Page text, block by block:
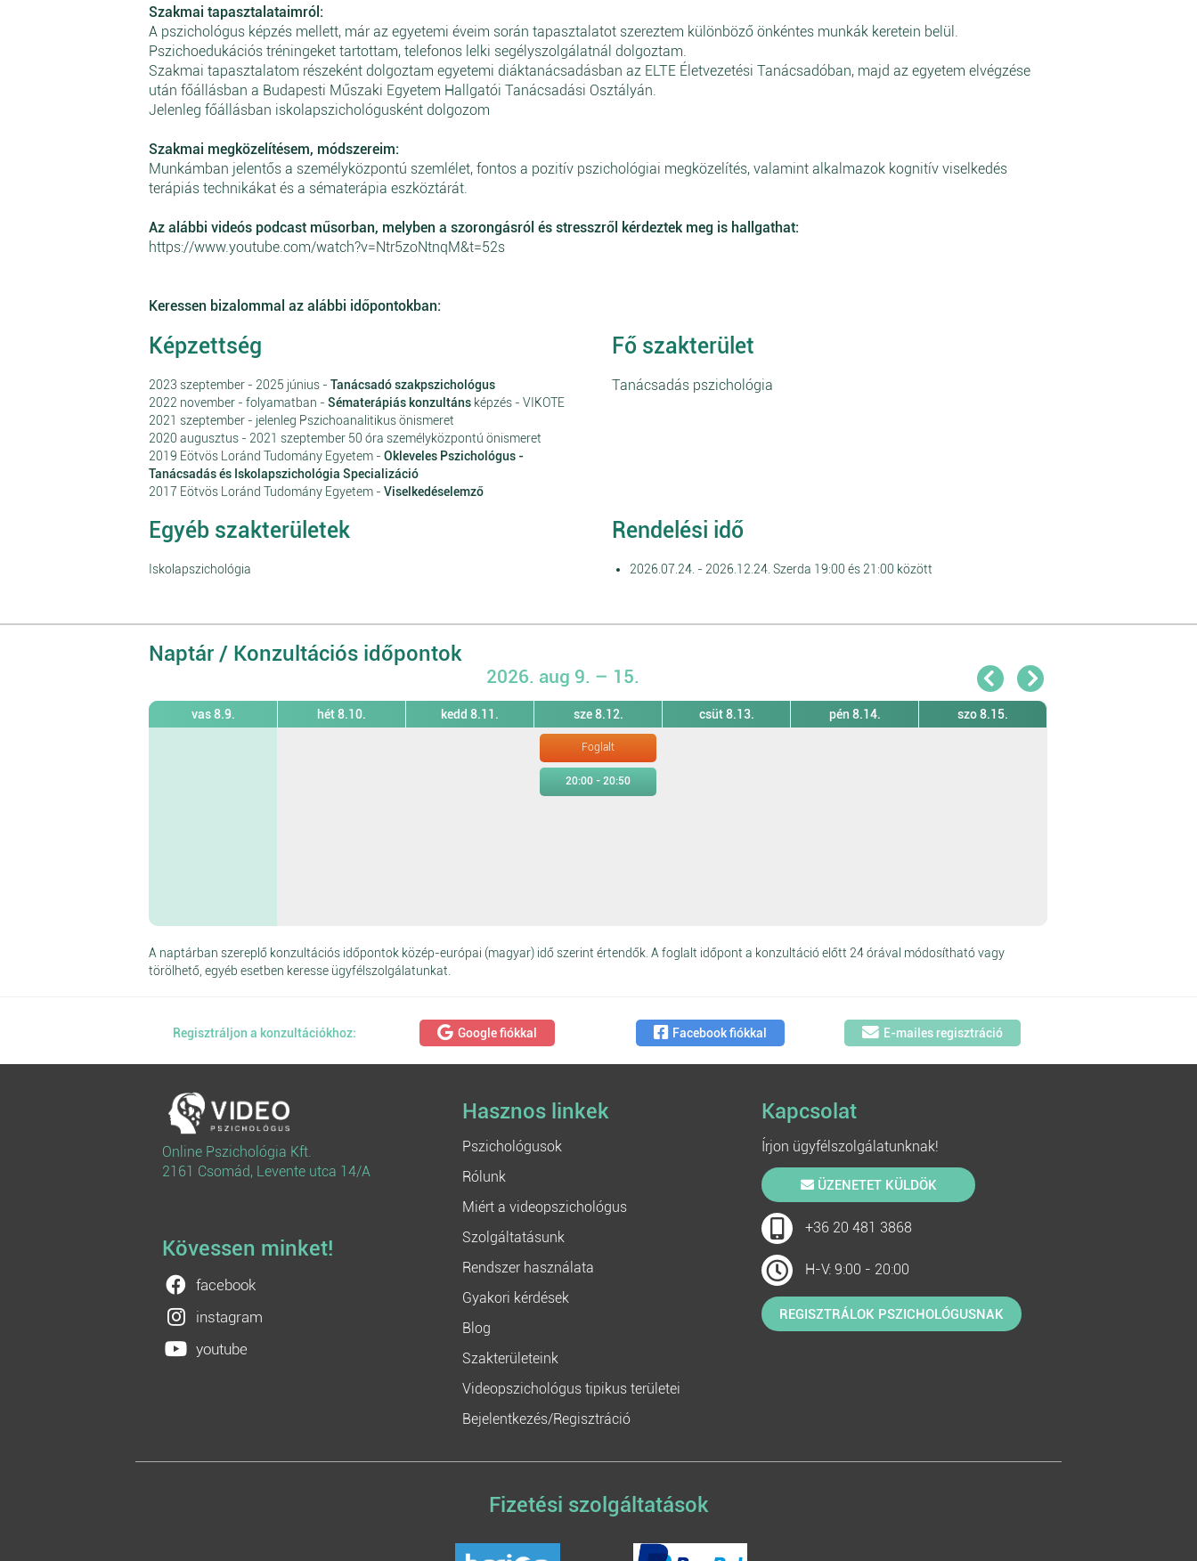
Szakmai tapasztalataimról:
A pszichológus képzés mellett, már az egyetemi éveim során tapasztalatot szereztem különböző önkéntes munkák keretein belül.
Pszichoedukációs tréningeket tartottam, telefonos lelki segélyszolgálatnál dolgoztam.
Szakmai tapasztalatom részeként dolgoztam egyetemi diáktanácsadásban az ELTE Életvezetési Tanácsadóban, majd az egyetem elvégzése
után főállásban a Budapesti Műszaki Egyetem Hallgatói Tanácsadási Osztályán.
Jelenleg főállásban iskolapszichológusként dolgozom
Szakmai megközelítésem, módszereim:
Munkámban jelentős a személyközpontú szemlélet, fontos a pozitív pszichológiai megközelítés, valamint alkalmazok kognitív viselkedés
terápiás technikákat és a sématerápia eszköztárát.
Az alábbi videós podcast műsorban, melyben a szorongásról és stresszről kérdeztek meg is hallgathat:
https://www.youtube.com/watch?v=Ntr5zoNtnqM&t=52s
Keressen bizalommal az alábbi időpontokban:
Képzettség
2023 szeptember - 2025 június - Tanácsadó szakpszichológus
2022 november - folyamatban - Sématerápiás konzultáns képzés - VIKOTE
2021 szeptember - jelenleg Pszichoanalitikus önismeret
2020 augusztus - 2021 szeptember 50 óra személyközpontú önismeret
2019 Eötvös Loránd Tudomány Egyetem - Okleveles Pszichológus -
Tanácsadás és Iskolapszichológia Specializáció
2017 Eötvös Loránd Tudomány Egyetem - Viselkedéselemző
Fő szakterület
Tanácsadás pszichológia
Egyéb szakterületek
Iskolapszichológia
Rendelési idő
2026.07.24. - 2026.12.24. Szerda 19:00 és 21:00 között
Naptár / Konzultációs időpontok
2026. aug 9. – 15.
vas 8.9. hét 8.10. kedd 8.11. sze 8.12. csüt 8.13. pén 8.14. szo 8.15.
Foglalt
20:00 - 20:50
A naptárban szereplő konzultációs időpontok közép-európai (magyar) idő szerint értendők. A foglalt időpont a konzultáció előtt 24 órával módosítható vagy
törölhető, egyéb esetben keresse ügyfélszolgálatunkat.
Regisztráljon a konzultációkhoz: Google fiókkal Facebook fiókkal E-mailes regisztráció
Online Pszichológia Kft.
2161 Csomád, Levente utca 14/A
Kövessen minket!
facebook
instagram
youtube
Hasznos linkek
Pszichológusok
Rólunk
Miért a videopszichológus
Szolgáltatásunk
Rendszer használata
Gyakori kérdések
Blog
Szakterületeink
Videopszichológus tipikus területei
Bejelentkezés/Regisztráció
Kapcsolat
Írjon ügyfélszolgálatunknak!
ÜZENETET KÜLDÖK
+36 20 481 3868
H-V: 9:00 - 20:00
REGISZTRÁLOK PSZICHOLÓGUSNAK
Fizetési szolgáltatások